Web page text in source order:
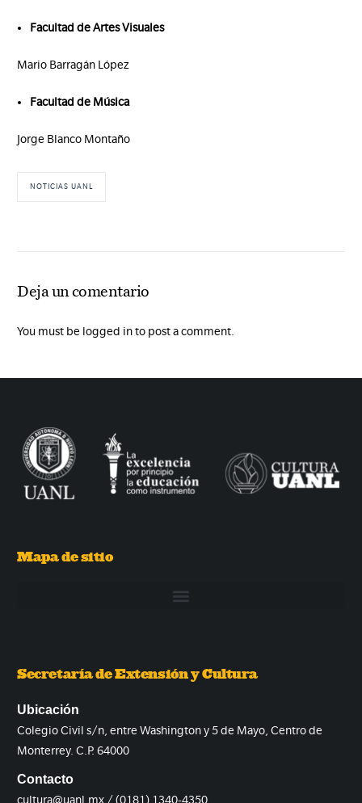
Facultad de Artes Visuales
Mario Barragán López
Facultad de Música
Jorge Blanco Montaño
NOTICIAS UANL
Deja un comentario
You must be logged in to post a comment.
Mapa de sitio
Secretaría de Extensión y Cultura
Ubicación
Colegio Civil s/n, entre Washington y 5 de Mayo, Centro de
Monterrey. C.P. 64000
Contacto
cultura@uanl.mx / (0181) 1340-4350